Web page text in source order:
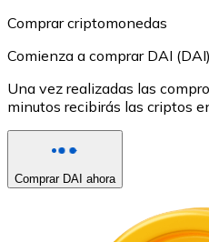
Comprar criptomonedas
Comienza a comprar DAI (DAI)
Una vez realizadas las
minutos recibirás las criptos
Comprar DAI ahora